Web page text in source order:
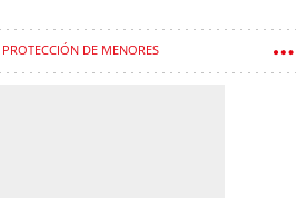
PROTECCIÓN DE MENORES